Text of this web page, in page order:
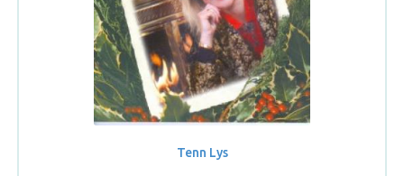
Tenn Lys